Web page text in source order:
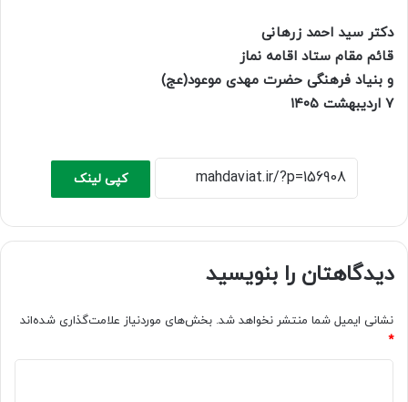
دکتر سید احمد زرهانی
قائم مقام ستاد اقامه نماز
و بنیاد فرهنگی حضرت مهدی موعود(عج)
۷ اردیبهشت ۱۴۰۵
کپی لینک
دیدگاهتان را بنویسید
نشانی ایمیل شما منتشر نخواهد شد. بخش‌های موردنیاز علامت‌گذاری شده‌اند
*